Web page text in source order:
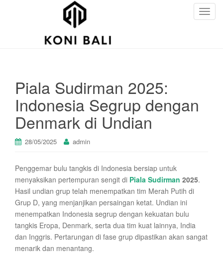
T
Piala Sudirman 2025:
Indonesia Segrup dengan
Denmark di Undian
28/05/2025 admin
Penggemar bulu tangkis di Indonesia bersiap untuk
menyaksikan pertempuran sengit di Piala Sudirman 2025.
Hasil undian grup telah menempatkan tim Merah Putih di
Grup D, yang menjanjikan persaingan ketat. Undian ini
menempatkan Indonesia segrup dengan kekuatan bulu
tangkis Eropa, Denmark, serta dua tim kuat lainnya, India
dan Inggris. Pertarungan di fase grup dipastikan akan sangat
menarik dan menantang.